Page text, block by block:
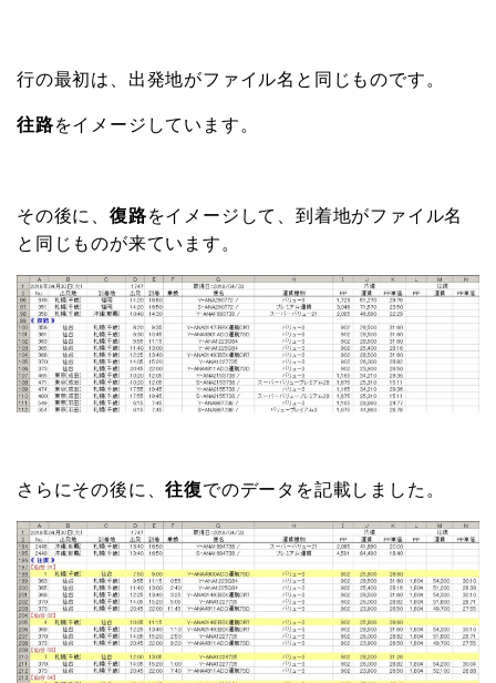
行の最初は、出発地がファイル名と同じものです。
往路をイメージしています。
その後に、 復路をイメージして、到着地がファイル名
と同じものが来ています。
さらにその後に、往復でのデータを記載しました。